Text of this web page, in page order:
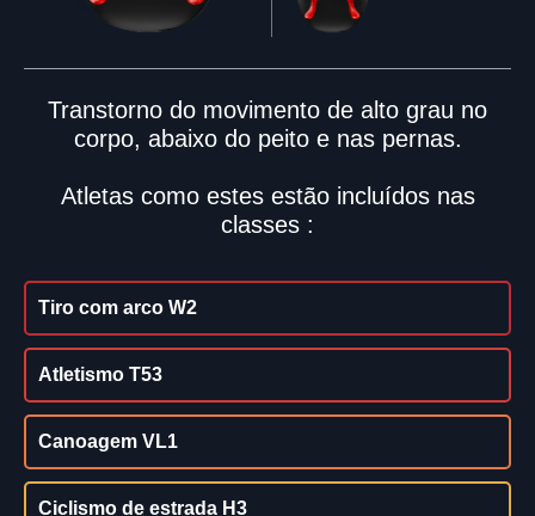
Transtorno do movimento de alto grau no
corpo, abaixo do peito e nas pernas.
Atletas como estes estão incluídos nas
classes :
Tiro com arco W2
Atletismo T53
Canoagem VL1
Ciclismo de estrada H3